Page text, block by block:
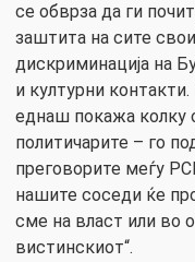
се обврза да ги
заштита на сите
дискриминација на
и културни
еднаш покажа колку
политичарите – го
преговорите меѓу
нашите соседи ќе
сме на власт или во
вистинскиот“.